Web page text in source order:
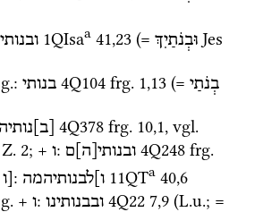
1QIsaa 41,23 (= וּבְנֹתַיִךְ Jes
: בנותי 4Q104 frg. 1,13 (= בְנֹתַי
4Q378 frg. 10,1, vgl.
Z. 2; + ו: ובנותי[ה]ם 4Q248 frg.
ו]: ו]לבנותיהמה 11QTa 40,6
+ ו: ובבנותינו 4Q22 7,9 (L.u.